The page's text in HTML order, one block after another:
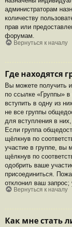
администраторам
количеству
прав или
форумам.
Вернуться к началу
Где находятся
Вы можете получить
по ссылке «Группы»
вступить в одну из
не все группы
для вступления в
Если группа
щёлкнув по
участие в группе, вы
щёлкнув по
одобрить ваше
присоединиться.
отклонил ваш запрос;
Вернуться к началу
Как мне стать